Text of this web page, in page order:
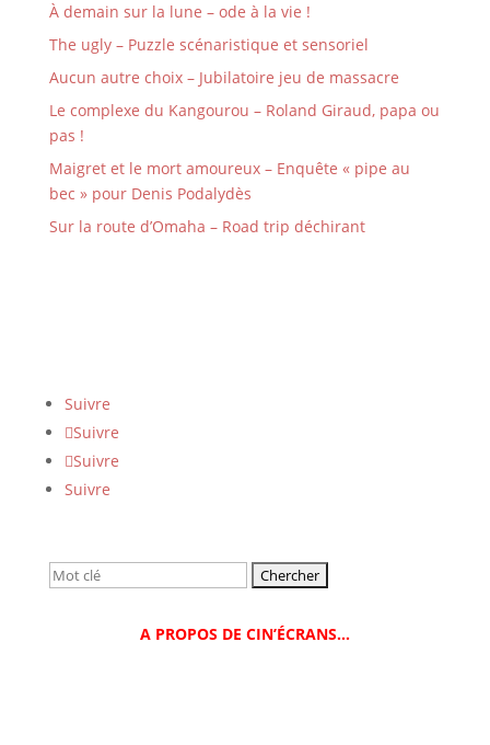
À demain sur la lune – ode à la vie !
The ugly – Puzzle scénaristique et sensoriel
Aucun autre choix – Jubilatoire jeu de massacre
Le complexe du Kangourou – Roland Giraud, papa ou
pas !
Maigret et le mort amoureux – Enquête « pipe au
bec » pour Denis Podalydès
Sur la route d’Omaha – Road trip déchirant
Suivre
Suivre
Suivre
Suivre
Rechercher:
A PROPOS DE CIN’ÉCRANS…